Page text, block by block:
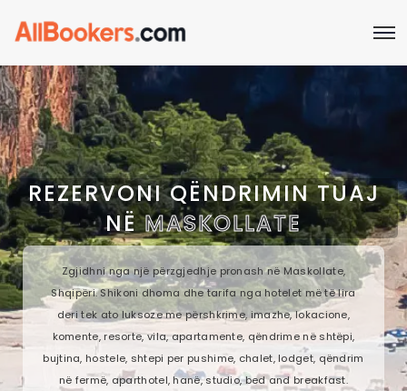
REZERVONI QËNDRIMIN TUAJ
NËMASKOLLATE
Zgjidhni nga një përzgjedhje pronash në Maskollate,
Shqipëri. Shikoni dhoma dhe tarifa nga hotelet më të lira
deri tek ato luksoze me përshkrime, imazhe, lokacione,
komente, resorte, vila, apartamente, qëndrime në shtëpi,
bujtina, hostele, shtepi per pushime, chalet, lodget, qëndrim
në fermë, aparthotel, hanë, studio, bed and breakfast.